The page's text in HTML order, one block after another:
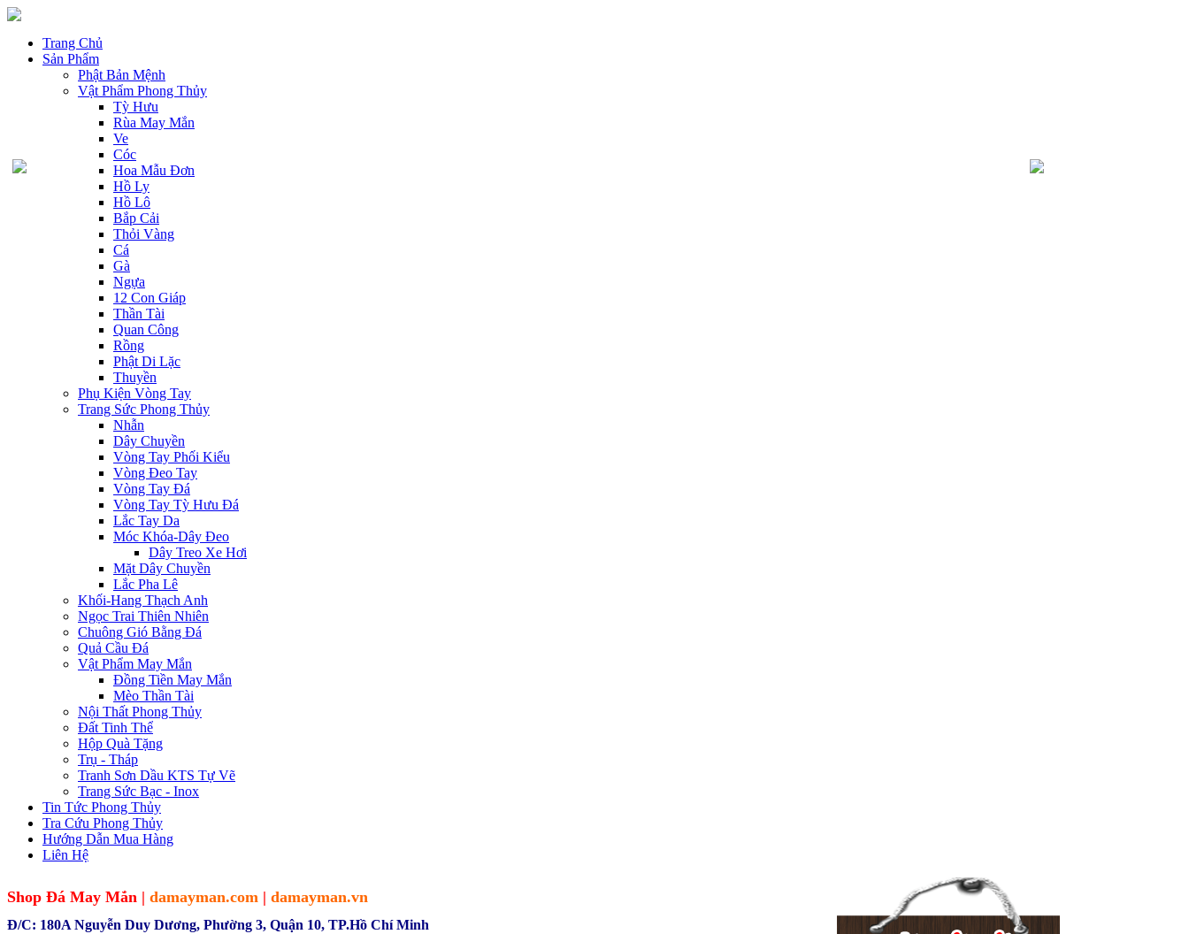
Trang Chủ
Sản Phẩm
Phật Bản Mệnh
Vật Phẩm Phong Thủy
Tỳ Hưu
Rùa May Mắn
Ve
Cóc
Hoa Mẫu Đơn
Hồ Ly
Hồ Lô
Bắp Cải
Thỏi Vàng
Cá
Gà
Ngựa
12 Con Giáp
Thần Tài
Quan Công
Rồng
Phật Di Lặc
Thuyền
Phụ Kiện Vòng Tay
Trang Sức Phong Thủy
Nhẫn
Dây Chuyền
Vòng Tay Phối Kiểu
Vòng Đeo Tay
Vòng Tay Đá
Vòng Tay Tỳ Hưu Đá
Lắc Tay Da
Móc Khóa-Dây Đeo
Dây Treo Xe Hơi
Mặt Dây Chuyền
Lắc Pha Lê
Khối-Hang Thạch Anh
Ngọc Trai Thiên Nhiên
Chuông Gió Bằng Đá
Quả Cầu Đá
Vật Phẩm May Mắn
Đồng Tiền May Mắn
Mèo Thần Tài
Nội Thất Phong Thủy
Đất Tinh Thể
Hộp Quà Tặng
Trụ - Tháp
Tranh Sơn Dầu KTS Tự Vẽ
Trang Sức Bạc - Inox
Tin Tức Phong Thủy
Tra Cứu Phong Thủy
Hướng Dẫn Mua Hàng
Liên Hệ
Shop Đá May Mắn | damayman.com | damayman.vn
Đ/C: 180A Nguyễn Duy Dương, Phường 3, Quận 10, TP.Hồ Chí Minh